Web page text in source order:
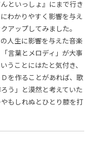
といっしょ』にまで行き
わかりやすく影響を与え
アップしてみました。
人生に影響を与えた音楽
言葉とメロディ」が大事
うことにはたと気付き、
を作ることがあれば、歌
う」と漠然と考えていた
もしれぬとひとり膝を打